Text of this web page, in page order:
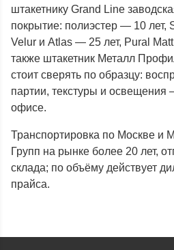
штакетнику Grand Line
покрытие: полиэстер — 10 лет,
Velur и Atlas — 25 лет, Pural
также штакетник Металл
стоит сверять по образцу:
партии, текстуры и освещения
офисе.
Транспортировка по Москве и
Групп на рынке более 20 лет,
склада; по объёму действует
прайса.